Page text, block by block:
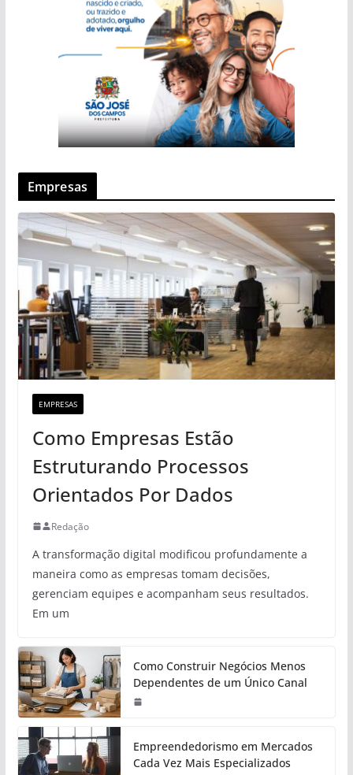
Empresas
EMPRESAS
Como Empresas Estão
Estruturando Processos
Orientados Por Dados
Redação
A transformação digital modificou profundamente a
maneira como as empresas tomam decisões,
gerenciam equipes e acompanham seus resultados.
Em um
Como Construir Negócios Menos
Dependentes de um Único Canal
Empreendedorismo em Mercados
Cada Vez Mais Especializados